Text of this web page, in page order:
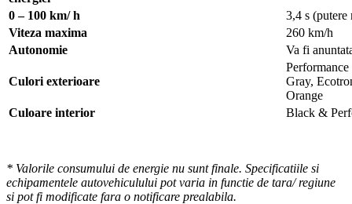
0 – 100 km/ h
3,4 s (putere
Viteza maxima
260 km/h
Autonomie
Va fi
Culori exterioare
Gray,
Orange
Culoare interior Black &
* Valorile consumului de energie nu sunt finale. Specificatiile si
echipamentele autovehiculului pot varia in functie de tara/ regiune
si pot fi modificate fara o notificare prealabila.